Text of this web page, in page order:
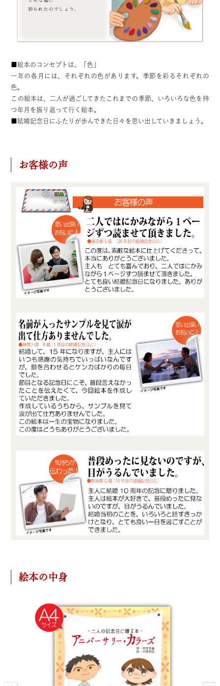
■絵本のコンセプトは、「色」
一年の各月には、それぞれの色があります。季節を彩るそれぞれの
色。
この絵本は、二人が過ごしてきたこれまでの季節、いろいろな色を持
つ年月を振り返って行く絵本。
■結婚記念日にふたりが歩んできた日々を思い出していきましょう。
お客様の声
絵本の中身